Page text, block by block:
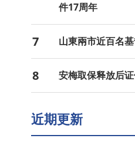
件17周年
7 山東兩市近百名
8 安梅取保释放后
近期更新